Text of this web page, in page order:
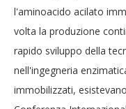
l'aminoacido acilato
volta la produzione
rapido sviluppo della
nell'ingegneria
immobilizzati,